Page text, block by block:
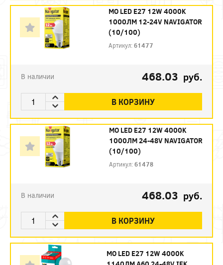
МО LED E27 12W 4000K
1000ЛМ 12-24V NAVIGATOR
(10/100)
Артикул:61477
В наличии 468.03 руб.
В КОРЗИНУ
МО LED E27 12W 4000K
1000ЛМ 24-48V NAVIGATOR
(10/100)
Артикул:61478
В наличии 468.03 руб.
В КОРЗИНУ
МО LED E27 12W 4000K